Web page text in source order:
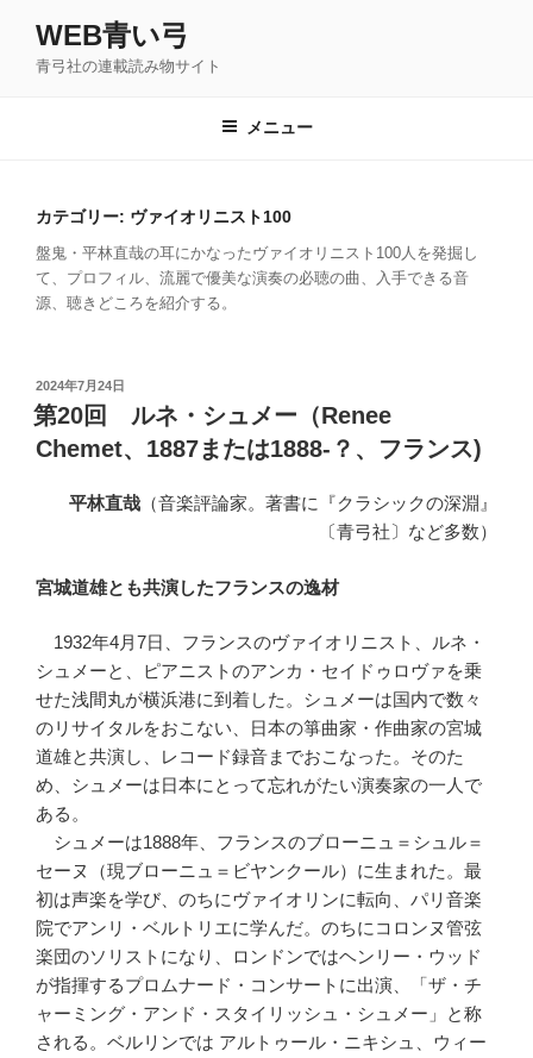
WEB青い弓
青弓社の連載読み物サイト
メニュー
カテゴリー: ヴァイオリニスト100
盤鬼・平林直哉の耳にかなったヴァイオリニスト100人を発掘し
て、プロフィル、流麗で優美な演奏の必聴の曲、入手できる音
源、聴きどころを紹介する。
投
稿
日:
2024年7月24日
第20回 ルネ・シュメー（Renee
Chemet、1887または1888-？、フランス)
平林直哉 （音楽評論家。著書に『クラシックの深淵』
〔青弓社〕など多数）
宮城道雄とも共演したフランスの逸材
1932年4月7日、フランスのヴァイオリニスト、ルネ・
シュメーと、ピアニストのアンカ・セイドゥロヴァを乗
せた浅間丸が横浜港に到着した。シュメーは国内で数々
のリサイタルをおこない、日本の箏曲家・作曲家の宮城
道雄と共演し、レコード録音までおこなった。そのた
め、シュメーは日本にとって忘れがたい演奏家の一人で
ある。
シュメーは1888年、フランスのブローニュ＝シュル＝
セーヌ（現ブローニュ＝ビヤンクール）に生まれた。最
初は声楽を学び、のちにヴァイオリンに転向、パリ音楽
院でアンリ・ベルトリエに学んだ。のちにコロンヌ管弦
楽団のソリストになり、ロンドンではヘンリー・ウッド
が指揮するプロムナード・コンサートに出演、「ザ・チ
ャーミング・アンド・スタイリッシュ・シュメー」と称
される。ベルリンでは アルトゥール・ニキシュ、ウィー